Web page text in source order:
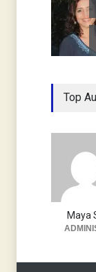
Top
Maya